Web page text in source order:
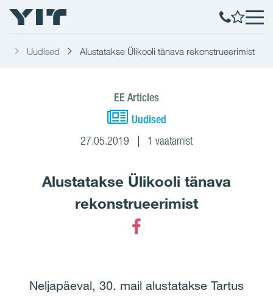
Uudised Alustatakse Ülikooli tänava rekonstrueerimist
EE Articles
Uudised
27.05.2019 1 vaatamist
Alustatakse Ülikooli tänava
rekonstrueerimist
Neljapäeval, 30. mail alustatakse Tartus